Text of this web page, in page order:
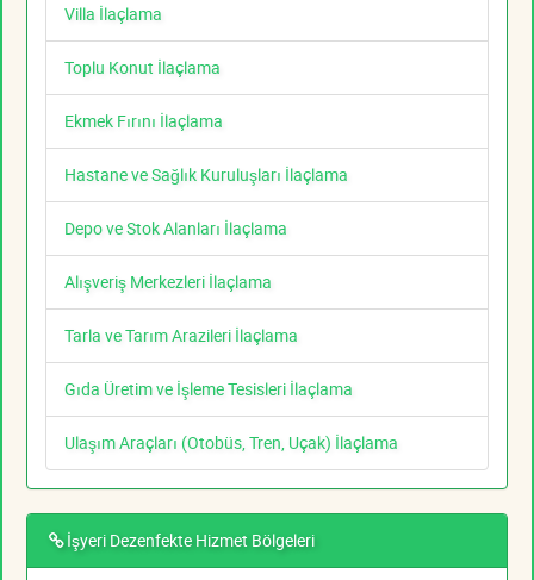
Villa İlaçlama
Toplu Konut İlaçlama
Ekmek Fırını İlaçlama
Hastane ve Sağlık Kuruluşları İlaçlama
Depo ve Stok Alanları İlaçlama
Alışveriş Merkezleri İlaçlama
Tarla ve Tarım Arazileri İlaçlama
Gıda Üretim ve İşleme Tesisleri İlaçlama
Ulaşım Araçları (Otobüs, Tren, Uçak) İlaçlama
İşyeri Dezenfekte Hizmet Bölgeleri